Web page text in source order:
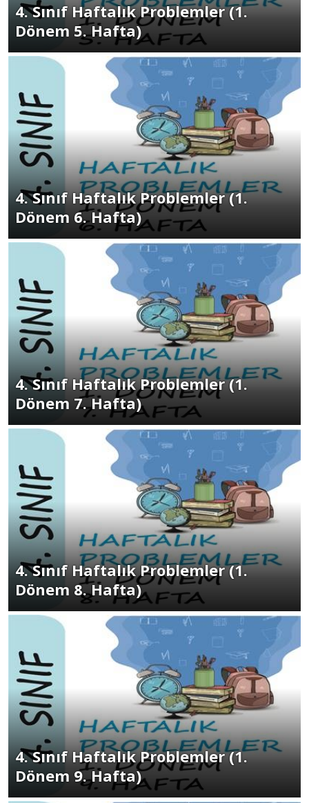
4. Sınıf Haftalık Problemler (1.
Dönem 5. Hafta)
4. Sınıf Haftalık Problemler (1.
Dönem 6. Hafta)
4. Sınıf Haftalık Problemler (1.
Dönem 7. Hafta)
4. Sınıf Haftalık Problemler (1.
Dönem 8. Hafta)
4. Sınıf Haftalık Problemler (1.
Dönem 9. Hafta)